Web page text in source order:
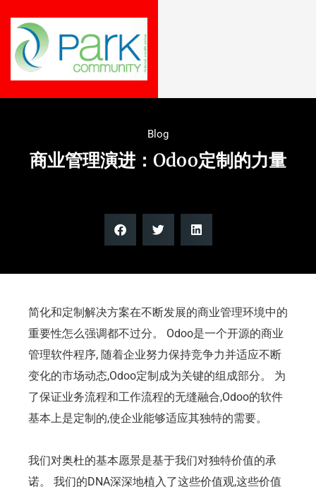
Blog
商业管理演进：Odoo定制的力量
简化和定制解决方案在不断发展的商业管理环境中的
重要性怎么强调都不过分。 Odoo是一个开源的商业
管理软件程序, 随着企业努力保持竞争力并适应不断
变化的市场动态,Odoo定制成为关键的组成部分。 为
了保证业务流程和工作流程的无缝融合,Odoo的软件
基本上是定制的,使企业能够适应其独特的需要。
我们对奥杜的基本愿景是基于我们对独特价值的承
诺。 我们的DNA深深地植入了这些价值观,这些价值